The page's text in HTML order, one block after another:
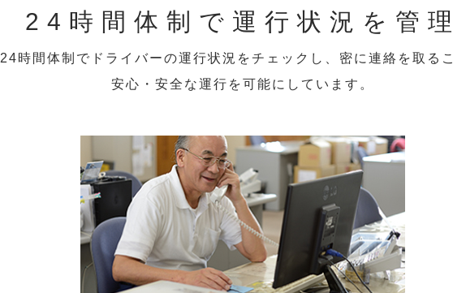
24時間体制で運行状況を管理
24時間体制でドライバーの運行状況をチェックし、密に連絡を取る
安心・安全な運行を可能にしています。